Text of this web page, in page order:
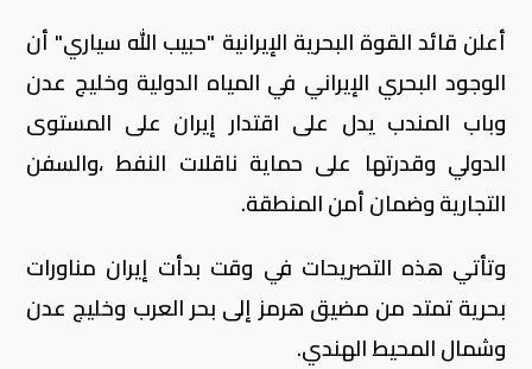
أعلن قائد القوة البحرية الإيرانية "حبيب الله سياري" أن
الوجود البحري الإيراني في المياه الدولية وخليج عدن
وباب المندب يدل على اقتدار إيران على المستوى
الدولي وقدرتها على حماية ناقلات النفط ،والسفن
التجارية وضمان أمن المنطقة.
وتأتي هذه التصريحات في وقت بدأت إيران مناورات
بحرية تمتد من مضيق هرمز إلى بحر العرب وخليج عدن
وشمال المحيط الهندي.